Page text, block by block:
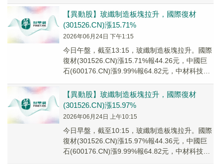
【異動股】玻纖制造板塊拉升，國際復材
(301526.CN)漲15.71%
2026年06月24日 下午1:15
今日午盤，截至13:15，玻纖制造板塊拉升。國際
復材(301526.CN)漲15.71%報44.26元，中國巨
石(600176.CN)漲9.99%報64.82元，中材科技
【異動股】玻纖制造板塊拉升，國際復材
(301526.CN)漲15.97%
2026年06月24日 上午10:15
今日早盤，截至10:15，玻纖制造板塊拉升。國際
復材(301526.CN)漲15.97%報44.36元，中國巨
石(600176.CN)漲9.99%報64.82元，中材科技